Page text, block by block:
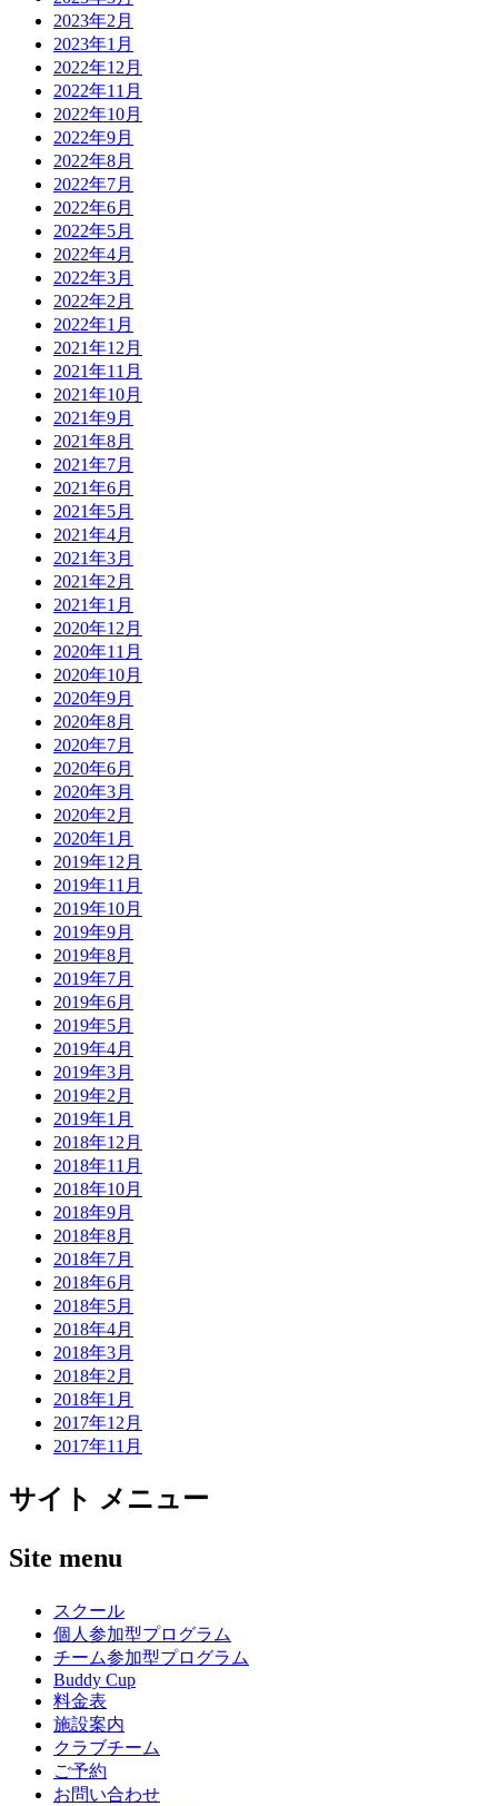
2023年2月
2023年1月
2022年12月
2022年11月
2022年10月
2022年9月
2022年8月
2022年7月
2022年6月
2022年5月
2022年4月
2022年3月
2022年2月
2022年1月
2021年12月
2021年11月
2021年10月
2021年9月
2021年8月
2021年7月
2021年6月
2021年5月
2021年4月
2021年3月
2021年2月
2021年1月
2020年12月
2020年11月
2020年10月
2020年9月
2020年8月
2020年7月
2020年6月
2020年3月
2020年2月
2020年1月
2019年12月
2019年11月
2019年10月
2019年9月
2019年8月
2019年7月
2019年6月
2019年5月
2019年4月
2019年3月
2019年2月
2019年1月
2018年12月
2018年11月
2018年10月
2018年9月
2018年8月
2018年7月
2018年6月
2018年5月
2018年4月
2018年3月
2018年2月
2018年1月
2017年12月
2017年11月
サイト メニュー
Site menu
スクール
個人参加型プログラム
チーム参加型プログラム
Buddy Cup
料金表
施設案内
クラブチーム
ご予約
お問い合わせ